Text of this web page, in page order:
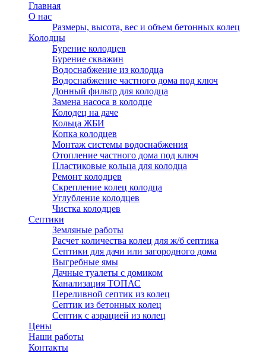
Главная
О нас
Размеры, высота, вес и объем бетонных колец
Колодцы
Бурение колодцев
Бурение скважин
Водоснабжение из колодца
Водоснабжение частного дома под ключ
Донный фильтр для колодца
Замена насоса в колодце
Колодец на даче
Кольца ЖБИ
Копка колодцев
Монтаж системы водоснабжения
Отопление частного дома под ключ
Пластиковые кольца для колодца
Ремонт колодцев
Скрепление колец колодца
Углубление колодцев
Чистка колодцев
Септики
Земляные работы
Расчет количества колец для ж/б септика
Септики для дачи или загородного дома
Выгребные ямы
Дачные туалеты с домиком
Канализация ТОПАС
Переливной септик из колец
Септик из бетонных колец
Септик с аэрацией из колец
Цены
Наши работы
Контакты